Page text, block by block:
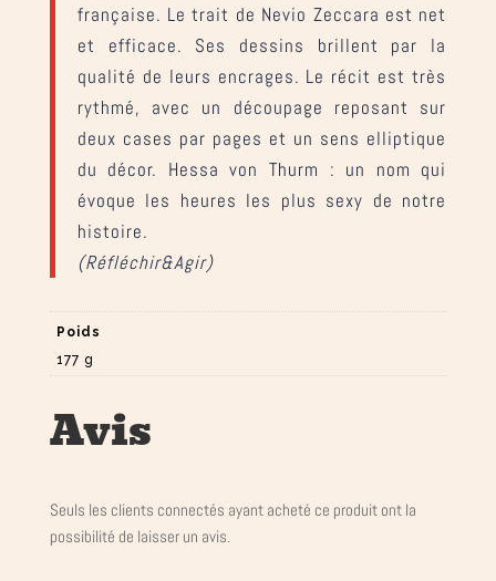
française. Le trait de Nevio Zeccara est net
et efficace. Ses dessins brillent par la
qualité de leurs encrages. Le récit est très
rythmé, avec un découpage reposant sur
deux cases par pages et un sens elliptique
du décor. Hessa von Thurm : un nom qui
évoque les heures les plus sexy de notre
histoire.
(Réfléchir&Agir)
Poids
177 g
Avis
Seuls les clients connectés ayant acheté ce produit ont la
possibilité de laisser un avis.